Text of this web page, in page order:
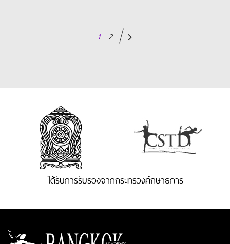
1 2
ได้รับการรับรองจากกระทรวงศึกษาธิการ